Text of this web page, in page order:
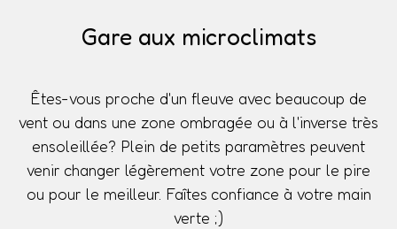
Gare aux microclimats
Êtes-vous proche d'un fleuve avec beaucoup de
vent ou dans une zone ombragée ou à l'inverse très
ensoleillée? Plein de petits paramètres peuvent
venir changer légèrement votre zone pour le pire
ou pour le meilleur. Faîtes confiance à votre main
verte ;)